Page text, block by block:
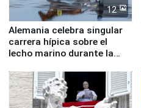
12
Alemania celebra singular
carrera hípica sobre el
lecho marino durante la